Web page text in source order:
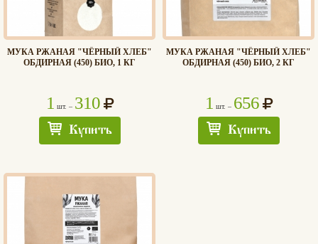
МУКА РЖАНАЯ "ЧЁРНЫЙ ХЛЕБ"
ОБДИРНАЯ (450) БИО, 1 КГ
1 шт. – 310
Купить
МУКА РЖАНАЯ "ЧЁРНЫЙ ХЛЕБ"
ОБДИРНАЯ (450) БИО, 2 КГ
1 шт. – 656
Купить